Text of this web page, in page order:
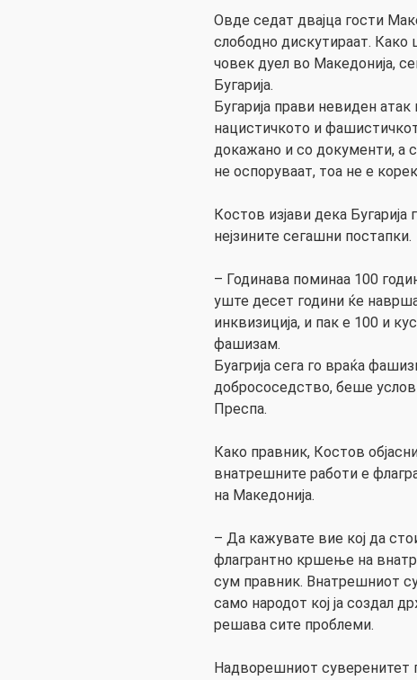
Овде седат двајца гости
слободно дискутираат.
човек дуел во Македонија,
Бугарија.
Бугарија прави невиден
нацистичкото и
докажано и со документи, а
не оспоруваат, тоа не е
Костов изјави дека
нејзините сегашни постапки.
– Годинава поминаа 100
уште десет години ќе
инквизиција, и пак е 100 и
фашизам.
Буагрија сега го враќа
добрососедство, беше услов
Преспа.
Како правник, Костов
внатрешните работи е
на Македонија.
– Да кажувате вие кој да
флагрантно кршење на
сум правник. Внатрешниот
само народот кој ја создал
решава сите проблеми.
Надворешниот суверенитет